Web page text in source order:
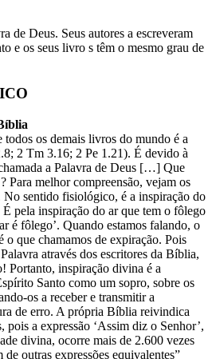
de Deus. Seus autores a escreveram
e os seus livro s têm o mesmo grau de
os demais livros do mundo é a
2 Tm 3.16; 2 Pe 1.21). É devido à
a Palavra de Deus […] Que
Para melhor compreensão, vejam os
sentido fisiológico, é a inspiração do
pela inspiração do ar que tem o fôlego
é fôlego’. Quando estamos falando, o
o que chamamos de expiração. Pois
através dos escritores da Bíblia,
Portanto, inspiração divina é a
Santo como um sopro, sobre os
os a receber e transmitir a
de erro. A própria Bíblia reivindica
pois a expressão ‘Assim diz o Senhor’,
divina, ocorre mais de 2.600 vezes
outras expressões equivalentes”